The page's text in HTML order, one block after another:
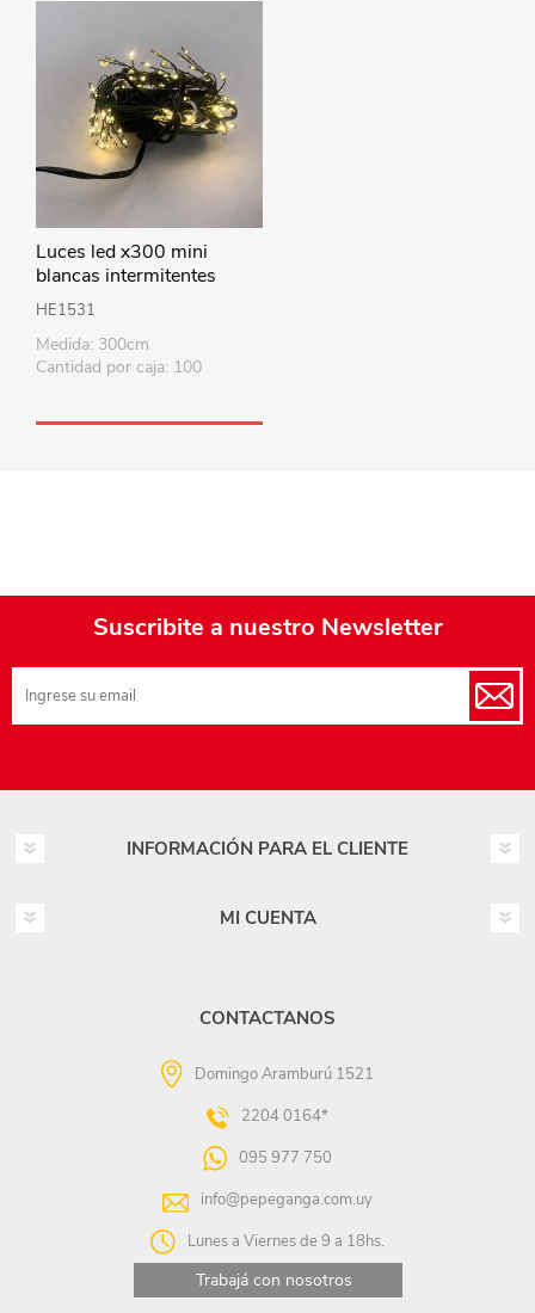
Luces led x300 mini
blancas intermitentes
220V 3metros, en caja
HE1531
Medida: 300cm
Cantidad por caja: 100
Suscribite a nuestro Newsletter
INFORMACIÓN PARA EL CLIENTE
MI CUENTA
CONTACTANOS
Domingo Aramburú 1521
2204 0164*
095 977 750
info@pepeganga.com.uy
Lunes a Viernes de 9 a 18hs.
Trabajá con nosotros